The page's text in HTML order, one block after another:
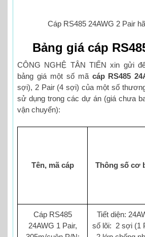
Cáp RS485 24AWG 2 Pair
Bảng giá cáp
CÔNG NGHỆ TÂN TIẾN xin gửi
bảng giá một số mã cáp RS485
sợi), 2 Pair (4 sợi) của một số
sử dụng trong các dự án (giá chưa
vận chuyển):
Tên, mã cáp Thông số cơ
Cáp RS485
24AWG 1 Pair,
Tiết diện:
số lõi: 2 sợi (1